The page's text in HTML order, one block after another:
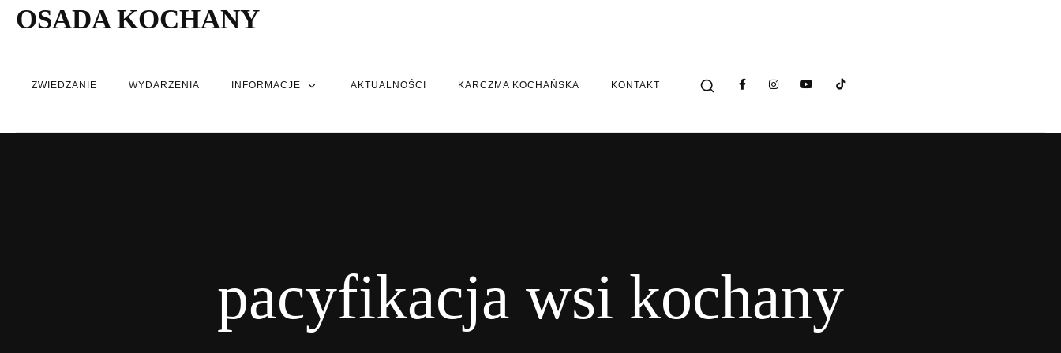
OSADA KOCHANY
ZWIEDZANIE WYDARZENIA INFORMACJE AKTUALNOŚCI KARCZMA KOCHAŃSKA KONTAKT
pacyfikacja wsi kochany